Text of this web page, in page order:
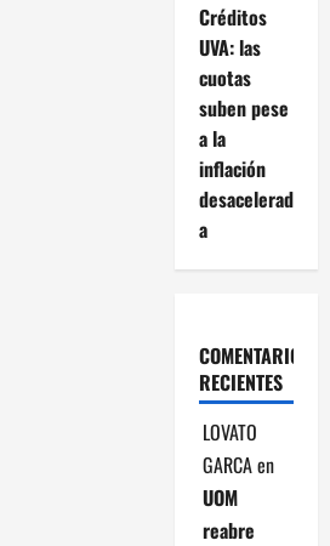
Créditos
UVA: las
cuotas
suben pese
a la
inflación
desacelerad
a
COMENTARIOS
RECIENTES
LOVATO
GARCAen
UOM
reabre